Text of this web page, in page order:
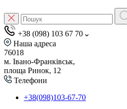
+38 (098) 103 67 70
Наша адреса
76018
м. Івано-Франківськ,
площа Ринок, 12
Телефони
+38(098)103-67-70